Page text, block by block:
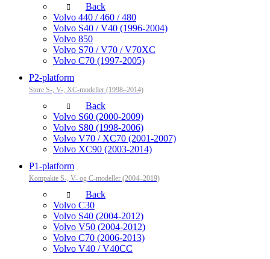
Back
Volvo 440 / 460 / 480
Volvo S40 / V40 (1996-2004)
Volvo 850
Volvo S70 / V70 / V70XC
Volvo C70 (1997-2005)
P2-platform
Store S-, V-, XC-modeller (1998–2014)
Back
Volvo S60 (2000-2009)
Volvo S80 (1998-2006)
Volvo V70 / XC70 (2001-2007)
Volvo XC90 (2003-2014)
P1-platform
Kompakte S-, V- og C-modeller (2004–2019)
Back
Volvo C30
Volvo S40 (2004-2012)
Volvo V50 (2004-2012)
Volvo C70 (2006-2013)
Volvo V40 / V40CC